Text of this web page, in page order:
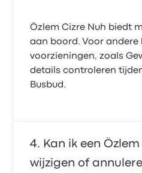
Özlem Cizre Nuh biedt
aan boord. Voor andere
voorzieningen, zoals
details controleren
Busbud.
Kan ik een
wijzigen of